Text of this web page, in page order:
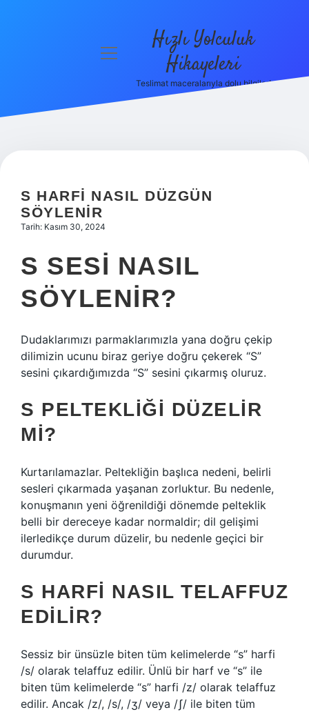
Hakkımızda
menüyü
Hızlı Yolculuk
Hikayeleri
Teslimat maceralarıyla dolu bilgiler!
S HARFI NASIL DÜZGÜN
SÖYLENIR
Tarih: Kasım 30, 2024
S SESI NASIL
SÖYLENIR?
Dudaklarımızı parmaklarımızla yana doğru çekip
dilimizin ucunu biraz geriye doğru çekerek “S”
sesini çıkardığımızda “S” sesini çıkarmış oluruz.
S PELTEKLIĞI DÜZELIR
MI?
Kurtarılamazlar. Peltekliğin başlıca nedeni, belirli
sesleri çıkarmada yaşanan zorluktur. Bu nedenle,
konuşmanın yeni öğrenildiği dönemde pelteklik
belli bir dereceye kadar normaldir; dil gelişimi
ilerledikçe durum düzelir, bu nedenle geçici bir
durumdur.
S HARFI NASIL TELAFFUZ
EDILIR?
Sessiz bir ünsüzle biten tüm kelimelerde “s” harfi
/s/ olarak telaffuz edilir. Ünlü bir harf ve “s” ile
biten tüm kelimelerde “s” harfi /z/ olarak telaffuz
edilir. Ancak /z/, /s/, /ʒ/ veya /ʃ/ ile biten tüm